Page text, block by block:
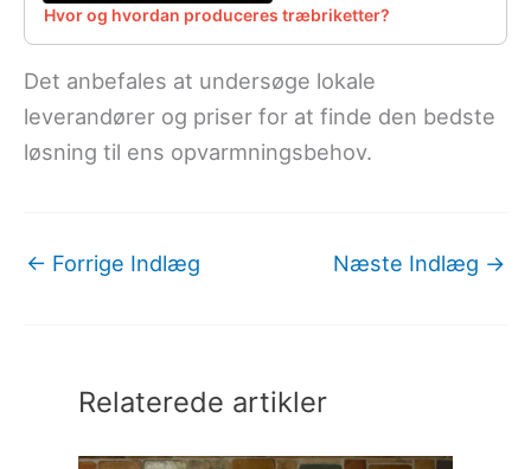
Hvor og hvordan produceres træbriketter?
Det anbefales at undersøge lokale
leverandører og priser for at finde den bedste
løsning til ens opvarmningsbehov.
← Forrige Indlæg Næste Indlæg →
Relaterede artikler